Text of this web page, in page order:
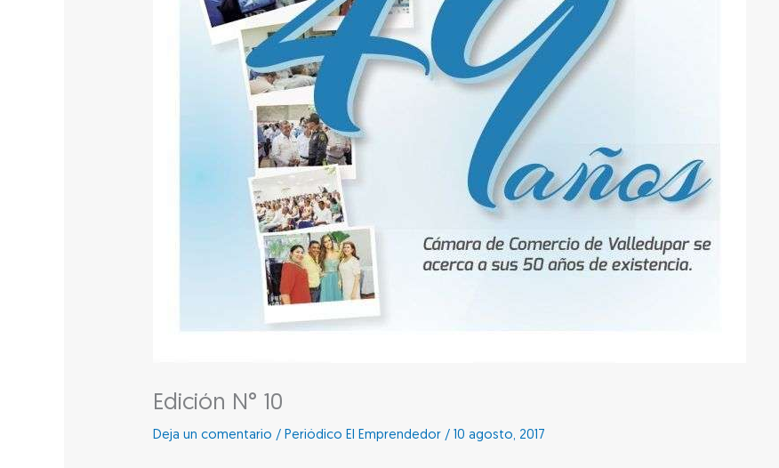
Edición N° 10
Deja un comentario / Periódico El Emprendedor /10 agosto, 2017